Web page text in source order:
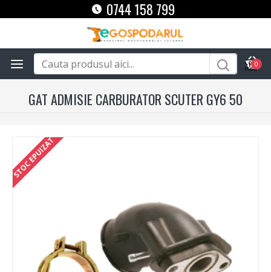
0744 158 799
0
GAT ADMISIE CARBURATOR SCUTER GY6 50
STOC EPUIZAT